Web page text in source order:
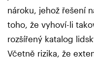
nároku, jehož řešení
toho, že vyhoví-li
rozšířený katalog
Včetně rizika, že